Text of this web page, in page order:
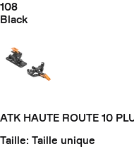
108
Black
ATK HAUTE ROUTE 10
Taille: Taille unique